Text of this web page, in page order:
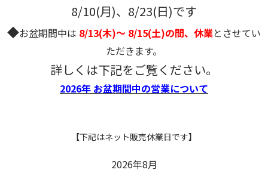
8/10(月)、8/23(日)です
◆お盆期間中は 8/13(木)～ 8/15(土)の間、休業とさせてい
ただきます。
詳しくは下記をご覧ください。
2026年 お盆期間中の営業について
【下記はネット販売休業日です】
2026年8月